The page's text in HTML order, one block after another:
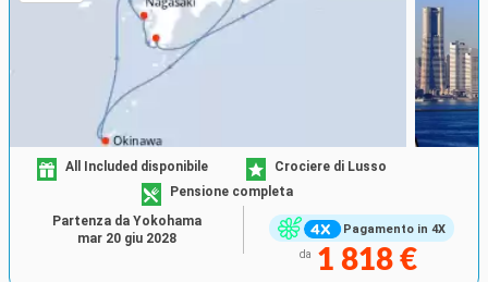
Pagamento in 4X
All Included disponibile
Crociere di Lusso
Pensione completa
da 1 818 €
Partenza da Yokohama
mar 20 giu 2028